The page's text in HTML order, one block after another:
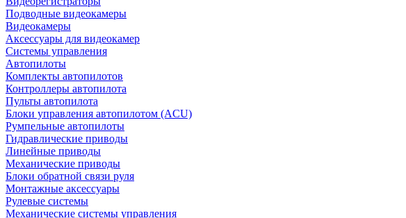
Подводные видеокамеры
Видеокамеры
Аксессуары для видеокамер
Системы управления
Автопилоты
Комплекты автопилотов
Контроллеры автопилота
Пульты автопилота
Блоки управления автопилотом (ACU)
Румпельные автопилоты
Гидравлические приводы
Линейные приводы
Механические приводы
Блоки обратной связи руля
Монтажные аксессуары
Рулевые системы
Механические системы управления